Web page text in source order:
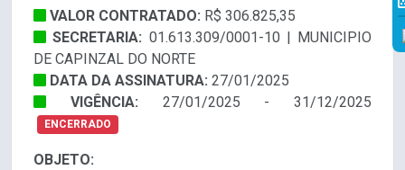
VALOR CONTRATADO: R$ 306.825,35
SECRETARIA: 01.613.309/0001-10 | MUNICIPIO
DE CAPINZAL DO NORTE
DATA DA ASSINATURA: 27/01/2025
VIGÊNCIA: 27/01/2025 - 31/12/2025
ENCERRADO
OBJETO: